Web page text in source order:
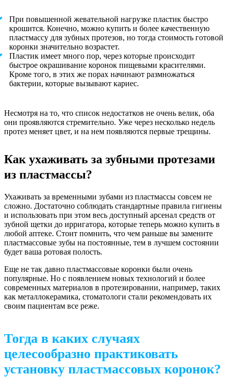
При повышенной жевательной нагрузке пластик быстро
крошится. Конечно, можно купить и более качественную
пластмассу для зубных протезов, но тогда стоимость готовой
коронки значительно возрастет.
Пластик имеет много пор, через которые происходит
быстрое окрашивание коронок пищевыми красителями.
Кроме того, в этих же порах начинают размножаться
бактерии, которые вызывают кариес.
Несмотря на то, что список недостатков не очень велик, оба
они проявляются стремительно. Уже через несколько недель
протез меняет цвет, и на нем появляются первые трещины.
Как ухаживать за зубными протезами
из пластмассы?
Ухаживать за временными зубами из пластмассы совсем не
сложно. Достаточно соблюдать стандартные правила гигиены
и использовать при этом весь доступный арсенал средств от
зубной щетки до ирригатора, которые теперь можно купить в
любой аптеке. Стоит помнить, что чем раньше вы замените
пластмассовые зубы на постоянные, тем в лучшем состоянии
будет ваша ротовая полость.
Еще не так давно пластмассовые коронки были очень
популярные. Но с появлением новых технологий и более
современных материалов в протезировании, например, таких
как металлокерамика, стоматологи стали рекомендовать их
своим пациентам все реже.
Тогда в каких случаях
целесообразно практиковать
установку пластмассовых коронок?